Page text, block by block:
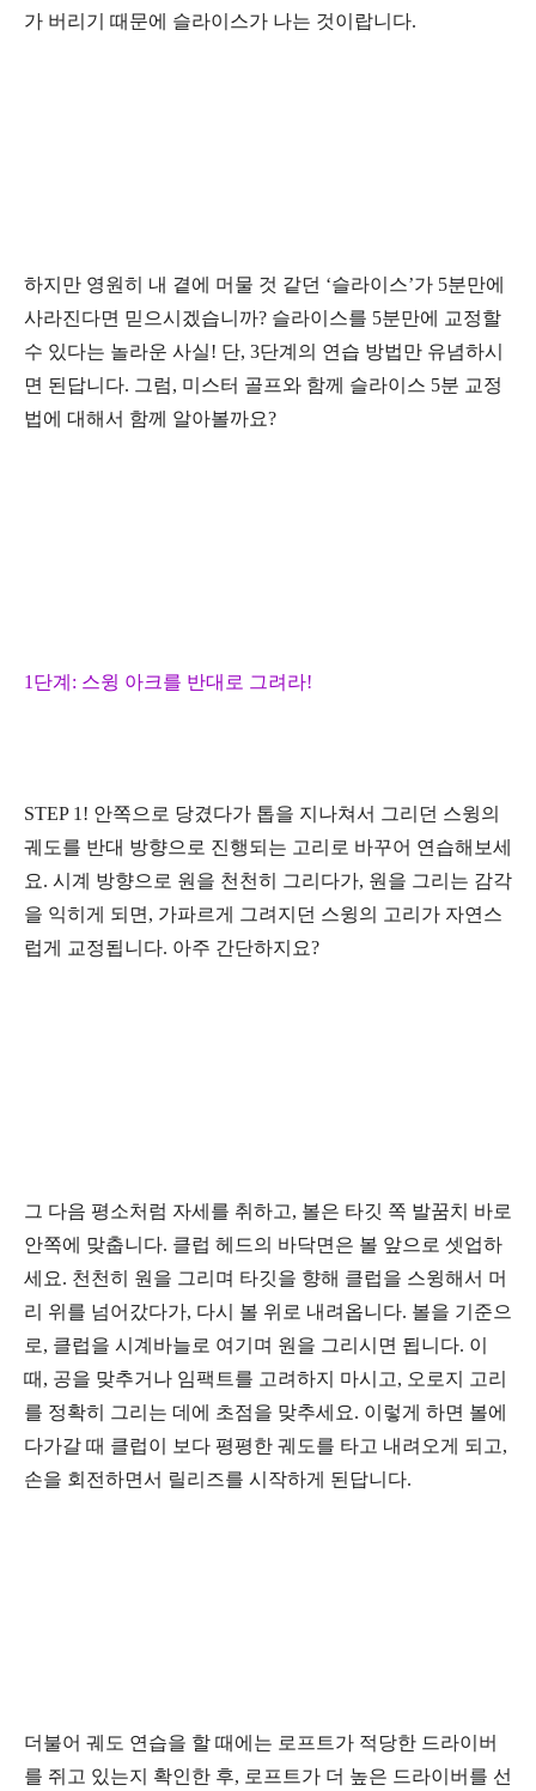
가 버리기 때문에 슬라이스가 나는 것이랍니다.
하지만 영원히 내 곁에 머물 것 같던 ‘슬라이스’가 5분만에
사라진다면 믿으시겠습니까? 슬라이스를 5분만에 교정할
수 있다는 놀라운 사실! 단, 3단계의 연습 방법만 유념하시
면 된답니다. 그럼, 미스터 골프와 함께 슬라이스 5분 교정
법에 대해서 함께 알아볼까요?
1 단계 : 스윙 아크를 반대로 그려라!
STEP 1! 안쪽으로 당겼다가 톱을 지나쳐서 그리던 스윙의
궤도를 반대 방향으로 진행되는 고리로 바꾸어 연습해보세
요. 시계 방향으로 원을 천천히 그리다가, 원을 그리는 감각
을 익히게 되면 , 가파르게 그려지던 스윙의 고리가 자연스
럽게 교정됩니다. 아주 간단하지요?
그 다음 평소처럼 자세를 취하고, 볼은 타깃 쪽 발꿈치 바로
안쪽에 맞춥니다. 클럽 헤드의 바닥면은 볼 앞으로 셋업하
세요. 천천히 원을 그리며 타깃을 향해 클럽을 스윙해서 머
리 위를 넘어갔다가, 다시 볼 위로 내려옵니다. 볼을 기준으
로, 클럽을 시계바늘로 여기며 원을 그리시면 됩니다. 이
때 , 공을 맞추거나 임팩트를 고려하지 마시고, 오로지 고리
를 정확히 그리는 데에 초점을 맞추세요. 이렇게 하면 볼에
다가갈 때 클럽이 보다 평평한 궤도를 타고 내려오게 되고,
손을 회전하면서 릴리즈를 시작하게 된답니다.
더불어 궤도 연습을 할 때에는 로프트가 적당한 드라이버
를 쥐고 있는지 확인한 후, 로프트가 더 높은 드라이버를 선